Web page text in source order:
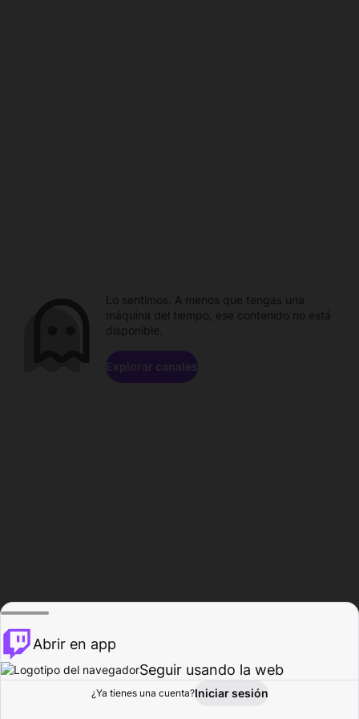
Explorar Actividad
Lo sentimos. A menos que tengas una
máquina del tiempo, ese contenido no está
disponible.
Explorar canales
Abrir en app
Seguir usando la web
¿Ya tienes una cuenta?Iniciar sesión